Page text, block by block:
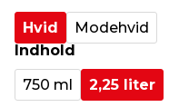
& ukrudt
Hvid
Modehvid
Indhold
750 ml
2,25 liter